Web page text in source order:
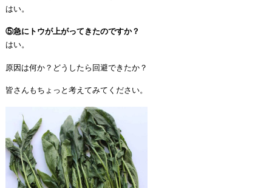
はい。
⑤急にトウが上がってきたのですか？
はい。
原因は何か？どうしたら回避できたか？
皆さんもちょっと考えてみてください。